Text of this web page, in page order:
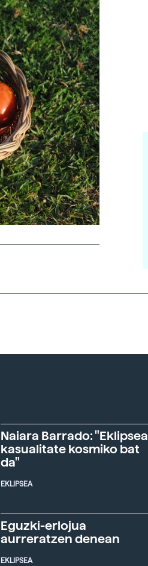
Naiara Barrado: "Eklipsea
kasualitate kosmiko bat
da"
EKLIPSEA
Eguzki-erlojua
aurreratzen denean
EKLIPSEA